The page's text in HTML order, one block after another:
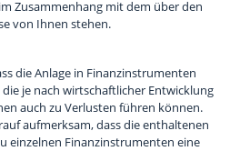
Zusammenhang mit dem über den
von Ihnen stehen.
die Anlage in Finanzinstrumenten
je nach wirtschaftlicher Entwicklung
auch zu Verlusten führen können.
aufmerksam, dass die enthaltenen
einzelnen Finanzinstrumenten eine